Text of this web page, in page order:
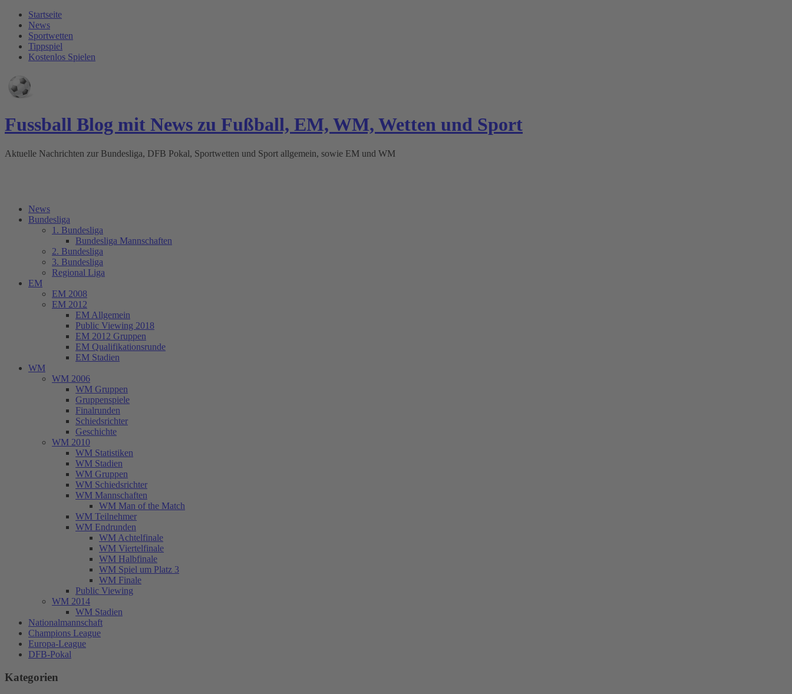
Startseite
News
Sportwetten
Tippspiel
Kostenlos Spielen
Fussball Blog mit News zu Fußball, EM, WM, Wetten und Sport
Aktuelle Nachrichten zur Bundesliga, DFB Pokal, Sportwetten und Sport allgemein, sowie EM und WM
News
Bundesliga
1. Bundesliga
Bundesliga Mannschaften
2. Bundesliga
3. Bundesliga
Regional Liga
EM
EM 2008
EM 2012
EM Allgemein
Public Viewing 2018
EM 2012 Gruppen
EM Qualifikationsrunde
EM Stadien
WM
WM 2006
WM Gruppen
Gruppenspiele
Finalrunden
Schiedsrichter
Geschichte
WM 2010
WM Statistiken
WM Stadien
WM Gruppen
WM Schiedsrichter
WM Mannschaften
WM Man of the Match
WM Teilnehmer
WM Endrunden
WM Achtelfinale
WM Viertelfinale
WM Halbfinale
WM Spiel um Platz 3
WM Finale
Public Viewing
WM 2014
WM Stadien
Nationalmannschaft
Champions League
Europa-League
DFB-Pokal
Kategorien